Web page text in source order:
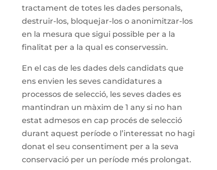
tractament de totes les dades personals,
destruir-los, bloquejar-los o anonimitzar-los
en la mesura que sigui possible per a la
finalitat per a la qual es conservessin.
En el cas de les dades dels candidats que
ens envien les seves candidatures a
processos de selecció, les seves dades es
mantindran un màxim de 1 any si no han
estat admesos en cap procés de selecció
durant aquest període o l’interessat no hagi
donat el seu consentiment per a la seva
conservació per un període més prolongat.